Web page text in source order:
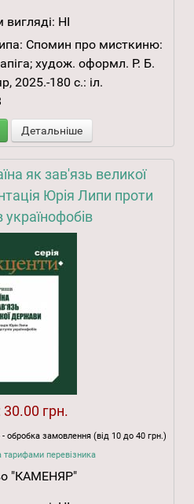
НІ
Спомин про мисткиню:
худож. оформл. Р. Б.
2025.-180 с.: іл.
Детальніше
як зав'язь великої
Юрія Липи проти
українофобів
30.00 грн.
обробка замовлення (від 10 до 40 грн.)
тарифами перевізника
"КАМЕНЯР"